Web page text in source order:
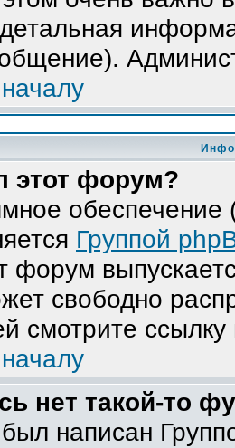
этот форум?
Группой
форум
свободно
смотрите ссылку
нет такой-то
написан